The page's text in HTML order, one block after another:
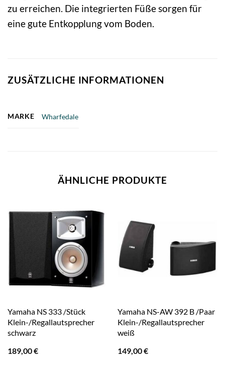
zu erreichen. Die integrierten Füße sorgen für
eine gute Entkopplung vom Boden.
ZUSÄTZLICHE INFORMATIONEN
MARKE Wharfedale
ÄHNLICHE PRODUKTE
Yamaha NS 333 /Stück
Klein-/Regallautsprecher
schwarz
189,00€
Yamaha NS-AW 392 B /Paar
Klein-/Regallautsprecher
weiß
149,00€